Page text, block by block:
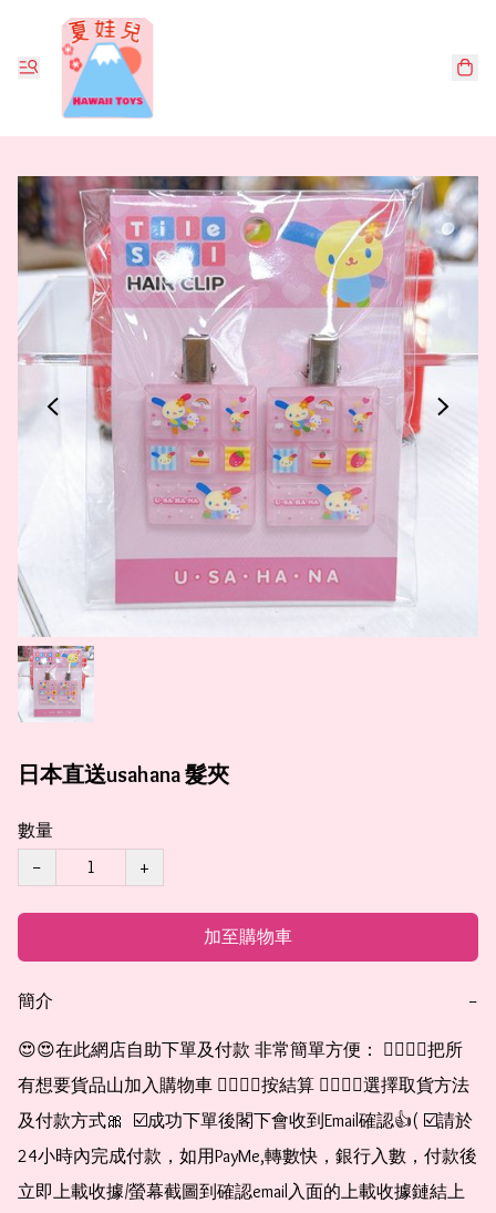
日本直送usahana 髮夾
數量
−
+
加至購物車
簡介 −
😍😍在此網店自助下單及付款 非常簡單方便： 👉🏻👉🏻把所
有想要貨品山加入購物車 👉🏻👉🏻按結算 👉🏻👉🏻選擇取貨方法
及付款方式🎀  ☑️成功下單後閣下會收到Email確認👍( ☑️請於
24小時內完成付款，如用PayMe,轉數快，銀行入數，付款後
立即上載收據/螢幕截圖到確認email入面的上載收據鏈結上